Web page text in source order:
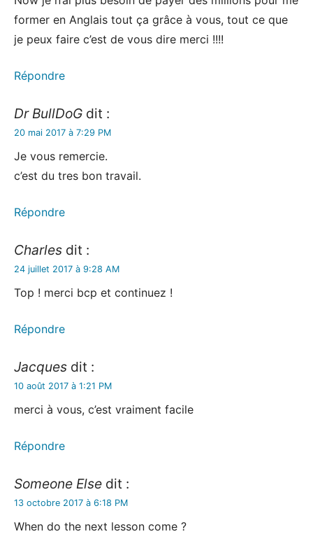
former en Anglais tout ça grâce à vous, tout ce que
je peux faire c’est de vous dire merci !!!!
Répondre
Dr BullDoG dit :
20 mai 2017 à 7:29 PM
Je vous remercie.
c’est du tres bon travail.
Répondre
Charles dit :
24 juillet 2017 à 9:28 AM
Top ! merci bcp et continuez !
Répondre
Jacques dit :
10 août 2017 à 1:21 PM
merci à vous, c’est vraiment facile
Répondre
Someone Else dit :
13 octobre 2017 à 6:18 PM
When do the next lesson come ?